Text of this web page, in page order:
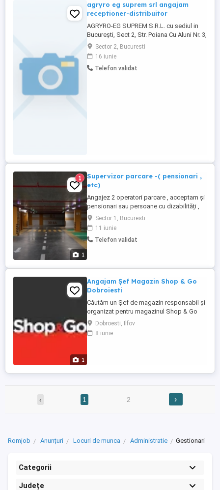
agryro eg suprem srl angajam
receptioner-distribuitor
AGRYRO-EG SUPREM S.R.L. cu sediul in
Bucureşti, Sect 2, Str. Poiana Cu Aluni Nr. 3,
Bl 10, Sc 2, Et 6, Ap 56, CUI: 45196250, cu
obiect de activitate 0111 - Cultivarea
cerealelor (excluzând orezul), plantelor
leguminoase şi a plantelor oleaginoase,
Sector 2, Bucuresti
16 iunie
Telefon validat
1
1
Supervizor parcare -( pensionari ,
etc)
Angajez 2 operatori parcare , acceptam și
pensionari sau persoane cu dizabilități ,
PFA sau angajați cu carte de munca, pt
parcare subterană și supraterana pentru
supervizare buna funcționare și
administrativ , programul parcării este
Sector 1, Bucuresti
11 iunie
Telefon validat
1
Angajam Șef Magazin Shop & Go
Dobroiesti
Căutăm un Șef de magazin responsabil și
organizat pentru magazinul Shop & Go
situat pe Strada Doinei Nr. 80, Dobroești,
Ilfov. Dacă ai experiență în retail și îți
dorești un rol activ în conducerea unei
Dobroesti, Ilfov
8 iunie
‹ 1 2 ›
Romjob Anunțuri Locuri de munca Administratie Gestionari
Categorii
Județe